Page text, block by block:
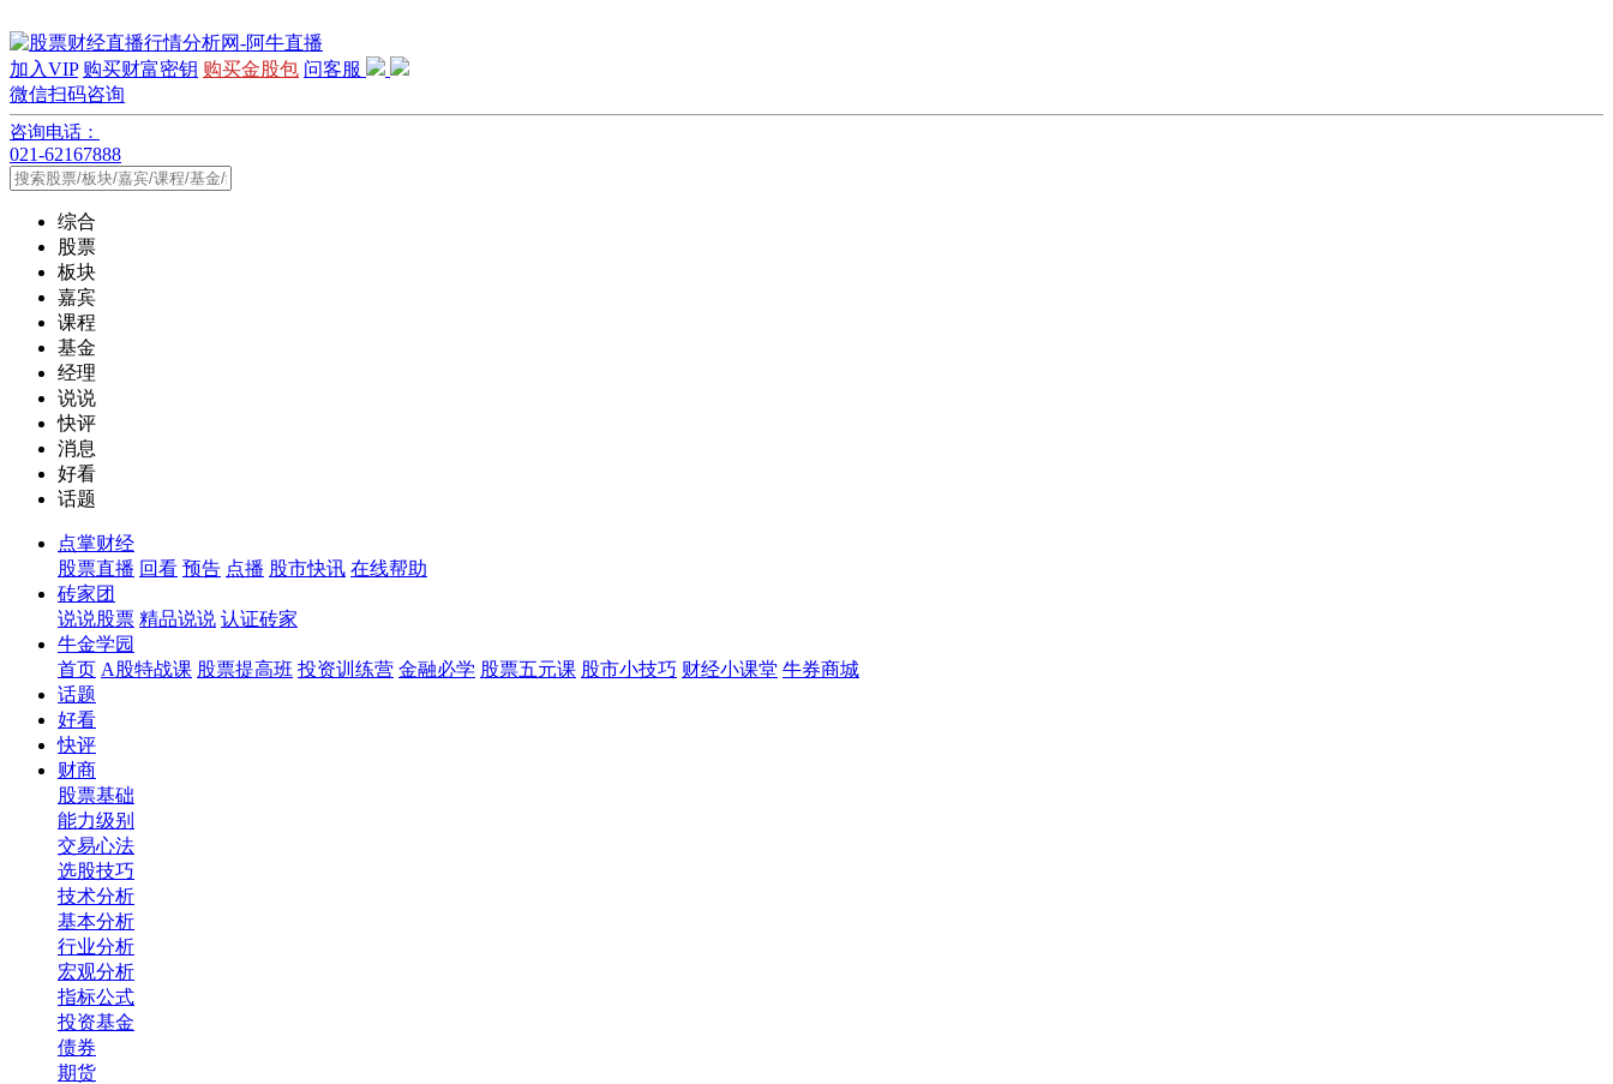
加入VIP 购买财富密钥 购买金股包 问客服
微信扫码咨询
咨询电话：
021-62167888
综合
股票
板块
嘉宾
课程
基金
经理
说说
快评
消息
好看
话题
点掌财经
股票直播 回看 预告 点播 股市快讯 在线帮助
砖家团
说说股票 精品说说 认证砖家
牛金学园
首页 A股特战课 股票提高班 投资训练营 金融必学 股票五元课 股市小技巧 财经小课堂 牛券商城
话题
好看
快评
财商
股票基础
能力级别
交易心法
选股技巧
技术分析
基本分析
行业分析
宏观分析
指标公式
投资基金
债券
期货